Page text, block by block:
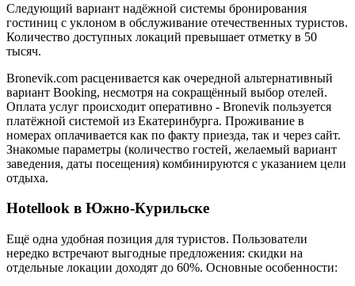
Следующий вариант надёжной системы бронирования
гостиниц с уклоном в обслуживание отечественных туристов.
Количество доступных локаций превышает отметку в 50
тысяч.
Bronevik.com расценивается как очередной альтернативный
вариант Booking, несмотря на сокращённый выбор отелей.
Оплата услуг происходит оперативно - Bronevik пользуется
платёжной системой из Екатеринбурга. Проживание в
номерах оплачивается как по факту приезда, так и через сайт.
Знакомые параметры (количество гостей, желаемый вариант
заведения, даты посещения) комбинируются с указанием цели
отдыха.
Hotellook в Южно-Курильске
Ещё одна удобная позиция для туристов. Пользователи
нередко встречают выгодные предложения: скидки на
отдельные локации доходят до 60%. Основные особенности: